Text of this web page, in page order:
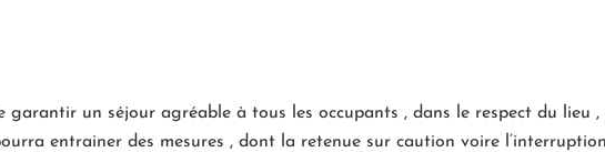
garantir un séjour agréable à tous les occupants , dans le respect du
entrainer des mesures , dont la retenue sur caution voire